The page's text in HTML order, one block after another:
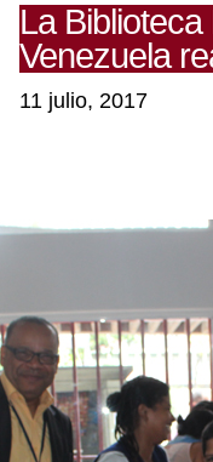
La
Venezuela
11 julio, 2017